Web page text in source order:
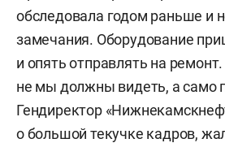
обследовала годом раньше и
замечания. Оборудование
и опять отправлять на
не мы должны видеть, а само
Гендиректор
о большой текучке кадров,